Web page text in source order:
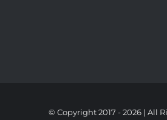
© Copyright 2017 -2026 | All